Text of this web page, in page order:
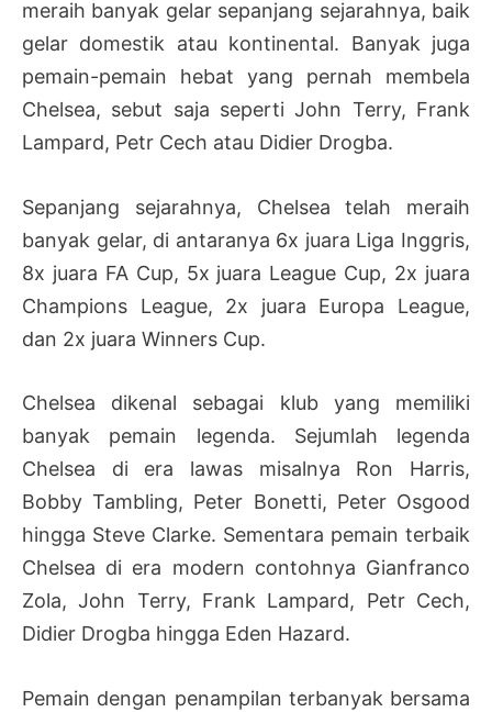
meraih banyak gelar sepanjang sejarahnya, baik
gelar domestik atau kontinental. Banyak juga
pemain-pemain hebat yang pernah membela
Chelsea, sebut saja seperti John Terry, Frank
Lampard, Petr Cech atau Didier Drogba.
Sepanjang sejarahnya, Chelsea telah meraih
banyak gelar, di antaranya 6x juara Liga Inggris,
8x juara FA Cup, 5x juara League Cup, 2x juara
Champions League, 2x juara Europa League,
dan 2x juara Winners Cup.
Chelsea dikenal sebagai klub yang memiliki
banyak pemain legenda. Sejumlah legenda
Chelsea di era lawas misalnya Ron Harris,
Bobby Tambling, Peter Bonetti, Peter Osgood
hingga Steve Clarke. Sementara pemain terbaik
Chelsea di era modern contohnya Gianfranco
Zola, John Terry, Frank Lampard, Petr Cech,
Didier Drogba hingga Eden Hazard.
Pemain dengan penampilan terbanyak bersama